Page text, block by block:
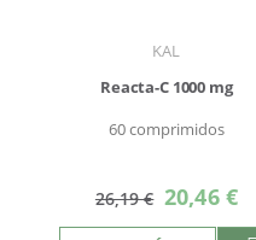
KAL
Reacta-C 1000 mg
60 comprimidos
26,19 € Precio
especial
20,46 €